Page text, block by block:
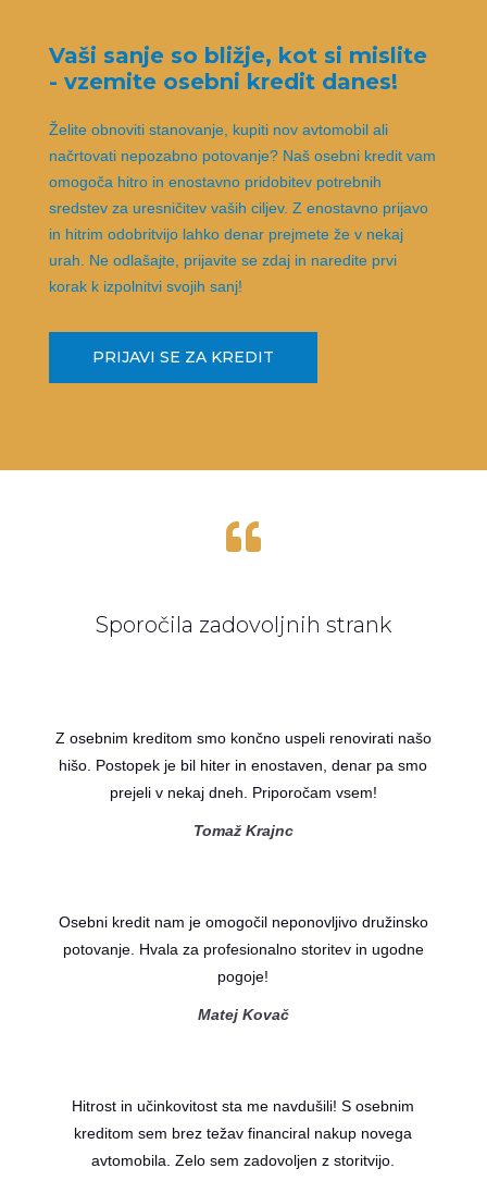
Vaši sanje so bližje, kot si mislite
- vzemite osebni kredit danes!
Želite obnoviti stanovanje, kupiti nov avtomobil ali
načrtovati nepozabno potovanje? Naš osebni kredit vam
omogoča hitro in enostavno pridobitev potrebnih
sredstev za uresničitev vaših ciljev. Z enostavno prijavo
in hitrim odobritvijo lahko denar prejmete že v nekaj
urah. Ne odlašajte, prijavite se zdaj in naredite prvi
korak k izpolnitvi svojih sanj!
PRIJAVI SE ZA KREDIT

Sporočila zadovoljnih strank
Z osebnim kreditom smo končno uspeli renovirati našo
hišo. Postopek je bil hiter in enostaven, denar pa smo
prejeli v nekaj dneh. Priporočam vsem!
Tomaž Krajnc
Osebni kredit nam je omogočil neponovljivo družinsko
potovanje. Hvala za profesionalno storitev in ugodne
pogoje!
Matej Kovač
Hitrost in učinkovitost sta me navdušili! S osebnim
kreditom sem brez težav financiral nakup novega
avtomobila. Zelo sem zadovoljen z storitvijo.